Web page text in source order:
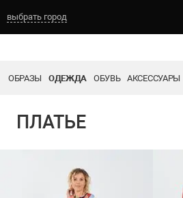
выбрать город
ОБРАЗЫ ОДЕЖДА ОБУВЬ АКСЕССУАРЫ
ПЛАТЬЕ